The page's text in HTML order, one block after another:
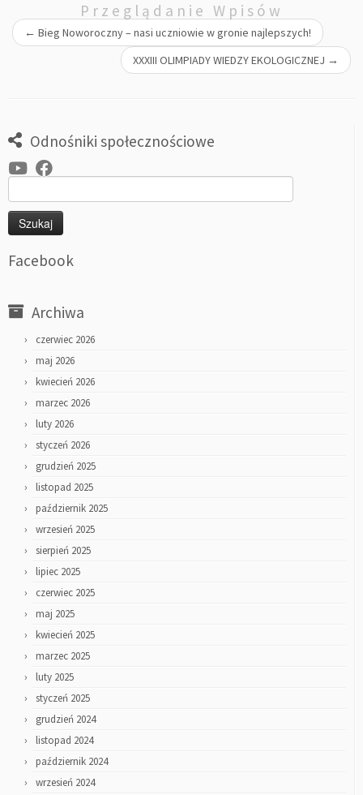
Przeglądanie Wpisów
← Bieg Noworoczny – nasi uczniowie w gronie najlepszych!
XXXIII OLIMPIADY WIEDZY EKOLOGICZNEJ →
Odnośniki społecznościowe
Facebook
Archiwa
czerwiec 2026
maj 2026
kwiecień 2026
marzec 2026
luty 2026
styczeń 2026
grudzień 2025
listopad 2025
październik 2025
wrzesień 2025
sierpień 2025
lipiec 2025
czerwiec 2025
maj 2025
kwiecień 2025
marzec 2025
luty 2025
styczeń 2025
grudzień 2024
listopad 2024
październik 2024
wrzesień 2024